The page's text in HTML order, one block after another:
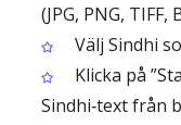
(JPG, PNG, TIFF,
Välj Sindhi
Klicka på
Sindhi‑text från